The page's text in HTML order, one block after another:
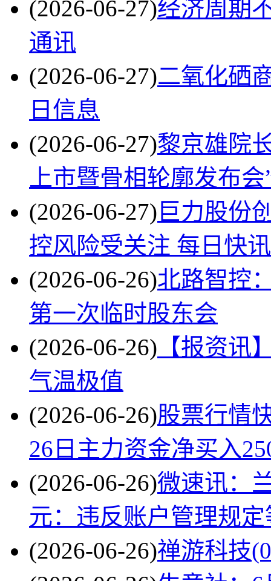
(2026-06-27)经济周期
通讯
(2026-06-27)二氧化硒
日信息
(2026-06-27)黎京雄院
上市暨骨相轮廓发布
(2026-06-27) 巨力股份
控风险受关注 每日快讯
(2026-06-26)北路智控
第一次临时股东会
(2026-06-26) 【报资讯
气温极值
(2026-06-26)股票行情
26日主力资金净买入
(2026-06-26)微速讯：
元：违反账户管理规定
(2026-06-26)禅游科技